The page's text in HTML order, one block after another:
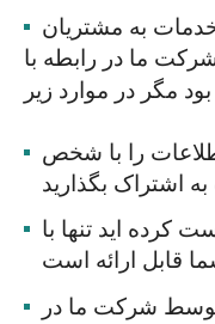
ما در رابطه با
را با شخص
اید تنها با
شرکت ما در